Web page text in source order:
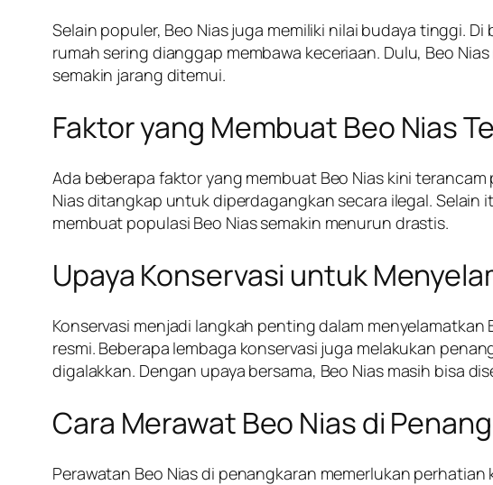
Selain populer, Beo Nias juga memiliki nilai budaya tinggi.
rumah sering dianggap membawa keceriaan. Dulu, Beo
semakin jarang ditemui.
Faktor yang Membuat Beo Nias
Ada beberapa faktor yang membuat Beo Nias kini
Nias ditangkap untuk diperdagangkan secara ilegal.
membuat populasi Beo Nias semakin menurun drastis.
Upaya Konservasi untuk
Konservasi menjadi langkah penting dalam
resmi. Beberapa lembaga konservasi juga melakukan
digalakkan. Dengan upaya bersama, Beo Nias masih bisa
Cara Merawat Beo Nias di
Perawatan Beo Nias di penangkaran memerlukan